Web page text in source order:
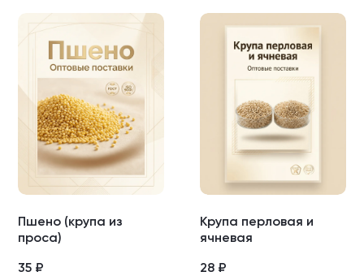
Пшено (крупа из
проса)
35 ₽
Крупа перловая и
ячневая
28 ₽